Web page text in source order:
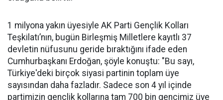
1 milyona yakın üyesiyle AK Parti Gençlik Kolları
Teşkilatı’nın, bugün Birleşmiş Milletlere kayıtlı 37
devletin nüfusunu geride bıraktığını ifade eden
Cumhurbaşkanı Erdoğan, şöyle konuştu: "Bu sayı,
Türkiye'deki birçok siyasi partinin toplam üye
sayısından daha fazladır. Sadece son 4 yıl içinde
partimizin gençlik kollarına tam 700 bin gencimiz üye